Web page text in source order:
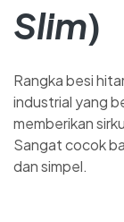
Slim)
Rangka besi
industrial yang
memberikan
Sangat cocok
dan simpel.